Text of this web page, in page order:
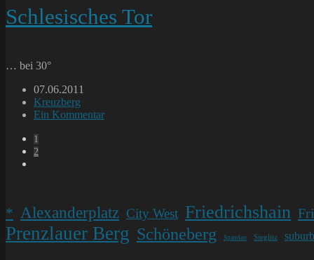
Schlesisches Tor
… bei 30°
Beitrag
veröffentlicht:
07.06.2011
Beitrags-
Kategorie:
Kreuzberg
Beitrags-
Ein Kommentar
1
2
* Alexanderplatz City West Friedrichshain
Prenzlauer Berg Schöneberg Spandau Steglitz suburb